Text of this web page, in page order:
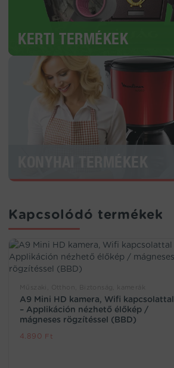
KERTI TERMÉKEK
Kapcsolódó termékek
A9 Mini HD kamera, Wifi kapcsolattal
– Applikáción nézhető élőkép /
mágneses rögzítéssel (BBD)
4.890 Ft